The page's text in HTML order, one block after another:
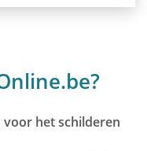
voor het schilderen